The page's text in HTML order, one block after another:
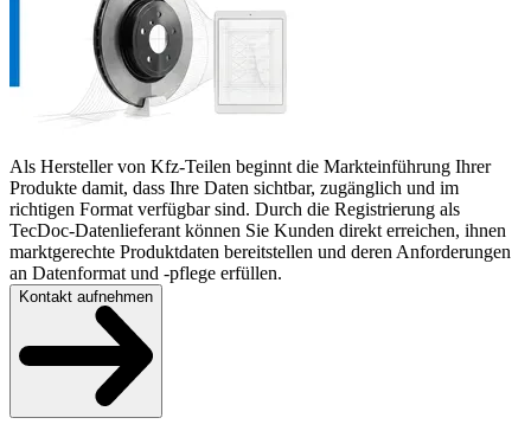
Als Hersteller von Kfz-Teilen beginnt die Markteinführung Ihrer
Produkte damit, dass Ihre Daten sichtbar, zugänglich und im
richtigen Format verfügbar sind. Durch die Registrierung als
TecDoc-Datenlieferant können Sie Kunden direkt erreichen, ihnen
marktgerechte Produktdaten bereitstellen und deren Anforderungen
an Datenformat und -pflege erfüllen.
Kontakt aufnehmen